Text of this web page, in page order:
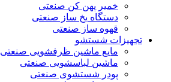
خمیر پهن کن صنعتی
دستگاه یخ ساز صنعتی
قهوه ساز صنعتی
تجهیزات شستشو
مایع ماشین ظرفشویی صنعتی
ماشین لباسشویی صنعتی
پودر شستشوی صنعتی